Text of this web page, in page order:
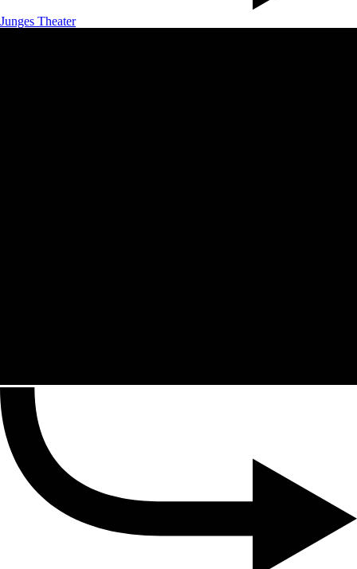
Junges Theater